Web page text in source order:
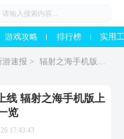
游戏攻略 排行榜 实用
游速报 > 辐射之海手机版什么时候上线 辐射之海手机版上线时间一览
线 辐射之海手机版上
览
17:43:43